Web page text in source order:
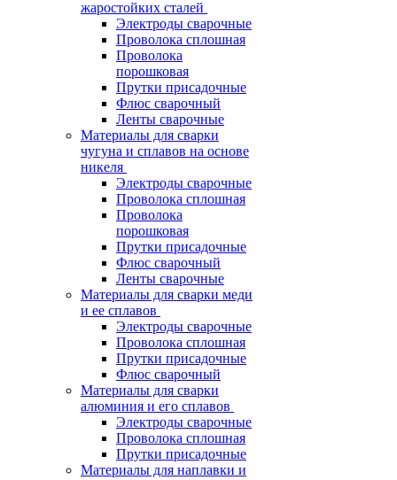
жаростойких сталей
Электроды сварочные
Проволока сплошная
Проволока
порошковая
Прутки присадочные
Флюс сварочный
Ленты сварочные
Материалы для сварки
чугуна и сплавов на основе
никеля
Электроды сварочные
Проволока сплошная
Проволока
порошковая
Прутки присадочные
Флюс сварочный
Ленты сварочные
Материалы для сварки меди
и ее сплавов
Электроды сварочные
Проволока сплошная
Прутки присадочные
Флюс сварочный
Материалы для сварки
алюминия и его сплавов
Электроды сварочные
Проволока сплошная
Прутки присадочные
Материалы для наплавки и